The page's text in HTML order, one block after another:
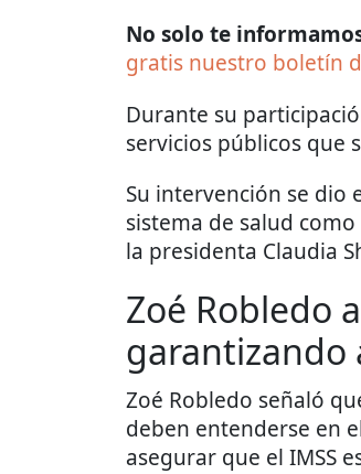
No solo te
gratis nuestro boletín
Durante su
servicios públicos que
Su intervención se dio
sistema de salud
la presidenta Claudia
Zoé Robledo
garantizando
Zoé Robledo señaló
deben entenderse en
asegurar que el IMSS